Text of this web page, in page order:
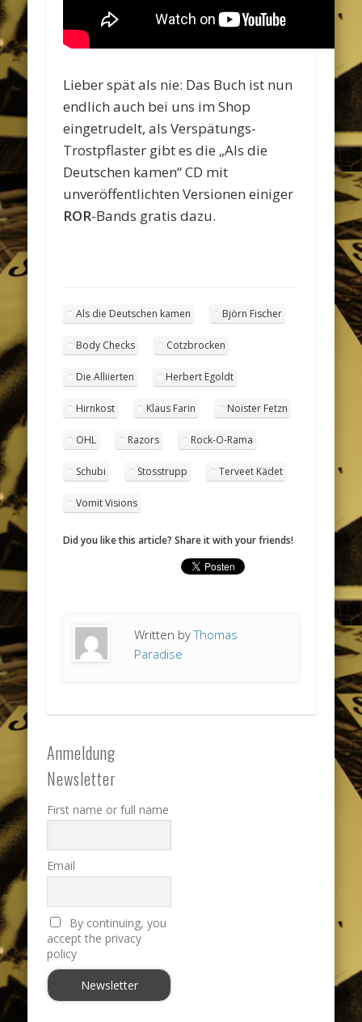
Lieber spät als nie: Das Buch ist nun
endlich auch bei uns im Shop
eingetrudelt, als Verspätungs-
Trostpflaster gibt es die „Als die
Deutschen kamen“ CD mit
unveröffentlichten Versionen einiger
ROR-Bands gratis dazu.
Als die Deutschen kamen Björn Fischer
Body Checks Cotzbrocken
Die Alliierten Herbert Egoldt
Hirnkost Klaus Farin Noister Fetzn
OHL Razors Rock-O-Rama
Schubi Stosstrupp Terveet Kädet
Vomit Visions
Did you like this article? Share it with your friends!
Written byThomas
Paradise
Anmeldung
Newsletter
First name or full name
Email
By continuing, you
accept the privacy
policy